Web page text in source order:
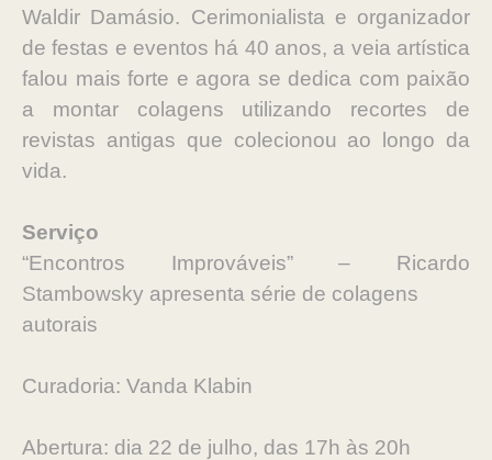
Waldir Damásio. Cerimonialista e organizador
de festas e eventos há 40 anos, a veia artística
falou mais forte e agora se dedica com paixão
a montar colagens utilizando recortes de
revistas antigas que colecionou ao
longo da
vida.
Serviço
“Encontros Improváveis” – Ricardo
Stambowsky apresenta série de colagens
autorais
Curadoria: Vanda Klabin
Abertura: dia 22 de julho, das 17h às 20h